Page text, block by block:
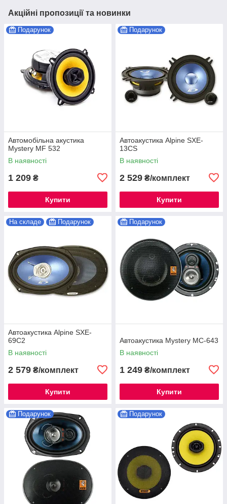
Акційні пропозиції та новинки
Подарунок
Автомобільна акустика
Mystery MF 532
В наявності
1 209 ₴
Купити
Подарунок
Автоакустика Alpine SXE-
13CS
В наявності
2 529 ₴/комплект
Купити
На складе Подарунок
Автоакустика Alpine SXE-
69C2
В наявності
2 579 ₴/комплект
Купити
Подарунок
Автоакустика Mystery MC-643
В наявності
1 249 ₴/комплект
Купити
Подарунок Подарунок